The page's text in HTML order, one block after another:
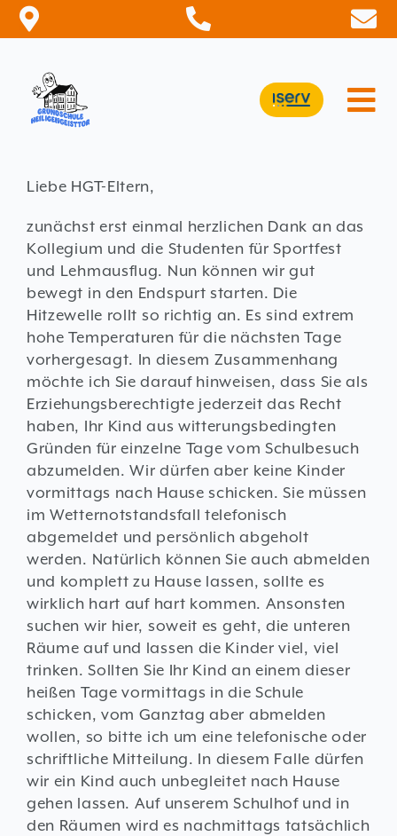
Zum
Inhalt
SCHULE
FÖRDERKREIS
INFORMATION
KONTAKT
Liebe HGT-Eltern,
zunächst erst einmal herzlichen Dank an das
Kollegium und die Studenten für Sportfest
und Lehmausflug. Nun können wir gut
bewegt in den Endspurt starten. Die
Hitzewelle rollt so richtig an. Es sind extrem
hohe Temperaturen für die nächsten Tage
vorhergesagt. In diesem Zusammenhang
möchte ich Sie darauf hinweisen, dass Sie als
Erziehungsberechtigte jederzeit das Recht
haben, Ihr Kind aus witterungsbedingten
Gründen für einzelne Tage vom Schulbesuch
abzumelden. Wir dürfen aber keine Kinder
vormittags nach Hause schicken. Sie müssen
im Wetternotstandsfall telefonisch
abgemeldet und persönlich abgeholt
werden. Natürlich können Sie auch abmelden
und komplett zu Hause lassen, sollte es
wirklich hart auf hart kommen. Ansonsten
suchen wir hier, soweit es geht, die unteren
Räume auf und lassen die Kinder viel, viel
trinken. Sollten Sie Ihr Kind an einem dieser
heißen Tage vormittags in die Schule
schicken, vom Ganztag aber abmelden
wollen, so bitte ich um eine telefonische oder
schriftliche Mitteilung. In diesem Falle dürfen
wir ein Kind auch unbegleitet nach Hause
gehen lassen. Auf unserem Schulhof und in
den Räumen wird es nachmittags tatsächlich